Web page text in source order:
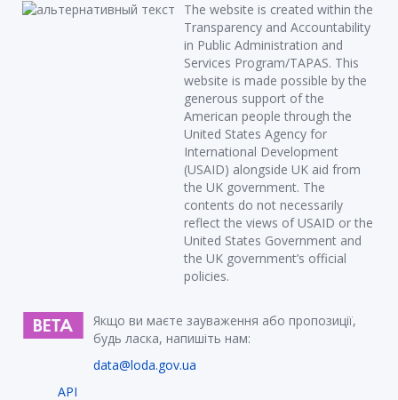
The website is created within the
Transparency and Accountability
in Public Administration and
Services Program/TAPAS. This
website is made possible by the
generous support of the
American people through the
United States Agency for
International Development
(USAID) alongside UK aid from
the UK government. The
contents do not necessarily
reflect the views of USAID or the
United States Government and
the UK government’s official
policies.
Якщо ви маєте зауваження або пропозиції,
будь ласка, напишіть нам:
data@loda.gov.ua
API